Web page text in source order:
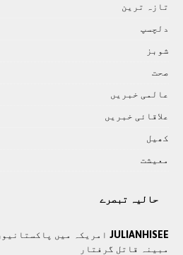
تازہ ترين
دلچسپ
شوبز
صحت
عالمی خبريں
علاقائی خبريں
کھيل
معيشت
حالیہ تبصرے
JULIANHISEE امریکہ میں
مبینہ قاتل گرفتار